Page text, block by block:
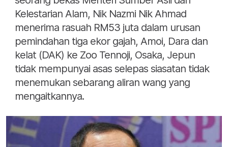
Kelestarian Alam, Nik Nazmi Nik Ahmad
menerima rasuah RM53 juta dalam urusan
pemindahan tiga ekor gajah, Amoi, Dara dan
kelat (DAK) ke Zoo Tennoji, Osaka, Jepun
tidak mempunyai asas selepas siasatan tidak
menemukan sebarang aliran wang yang
mengaitkannya.